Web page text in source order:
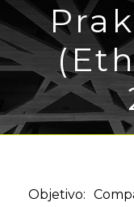
Objetivo: